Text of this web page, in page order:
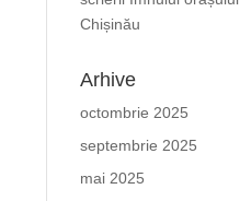
Chișinău
Arhive
octombrie 2025
septembrie 2025
mai 2025